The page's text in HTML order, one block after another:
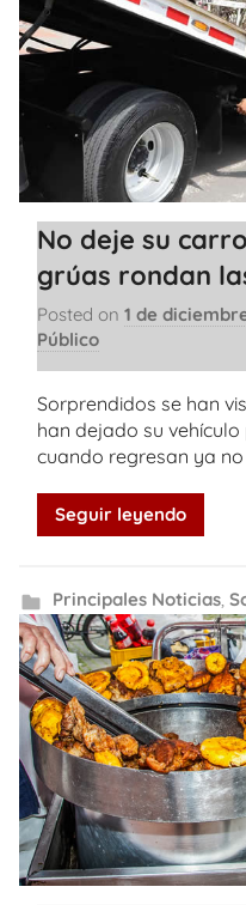
No deje su
grúas rondan
Posted on 1 de
Público
Sorprendidos se han
han dejado su
cuando regresan ya no
Seguir leyendo
Principales Noticias,